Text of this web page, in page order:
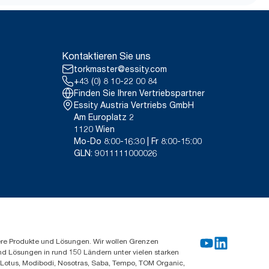
des Produkts, 2021.
von 2011.
dar. Basiert
die alle Nachfüllqualitätsstufen
handelt, sind sie nicht für
vorgesehen.
Kontakt mit
zu Putzlappen.*
Rental cloths, cotton rags
Kontaktieren Sie uns
torkmaster@essity.com
+43 (0) 8 10-22 00 84
Finden Sie Ihren Vertriebspartner
Essity Austria Vertriebs GmbH
Am Europlatz 2
1120 Wien
Mo-Do 8:00-16:30 | Fr 8:00-15:00
GLN: 9011111000026
Produkte und Lösungen. Wir wollen Grenzen
Lösungen in rund 150 Ländern unter vielen starken
Modibodi, Nosotras, Saba, Tempo, TOM Organic,